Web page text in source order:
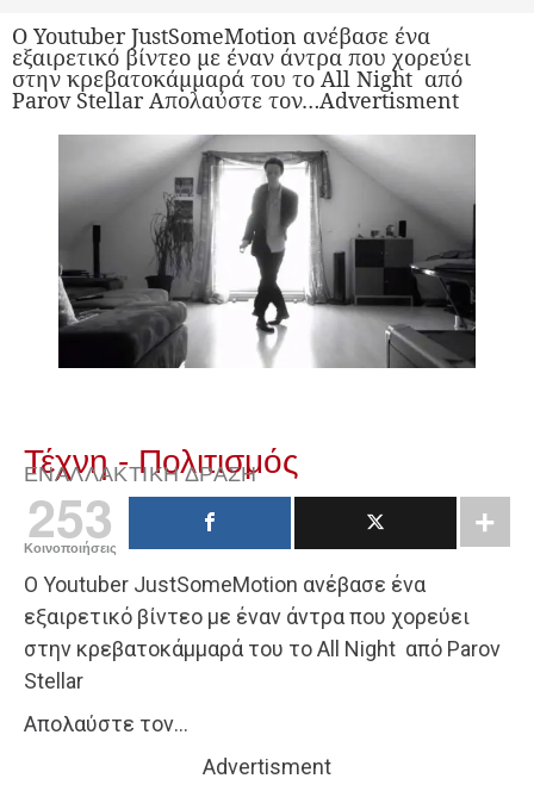
Ο Youtuber JustSomeMotion ανέβασε ένα
εξαιρετικό βίντεο με έναν άντρα που χορεύει
στην κρεβατοκάμμαρά του το All Night από
Parov Stellar Απολαύστε τον…Advertisment
Τέχνη - Πολιτισμός
ΕΝΑΛΛΑΚΤΙΚΉ ΔΡΆΣΗ
253
Κοινοποιήσεις
Ο Youtuber JustSomeMotion ανέβασε ένα
εξαιρετικό βίντεο με έναν άντρα που χορεύει
στην κρεβατοκάμμαρά του το All Night από Parov
Stellar
Απολαύστε τον…
Advertisment